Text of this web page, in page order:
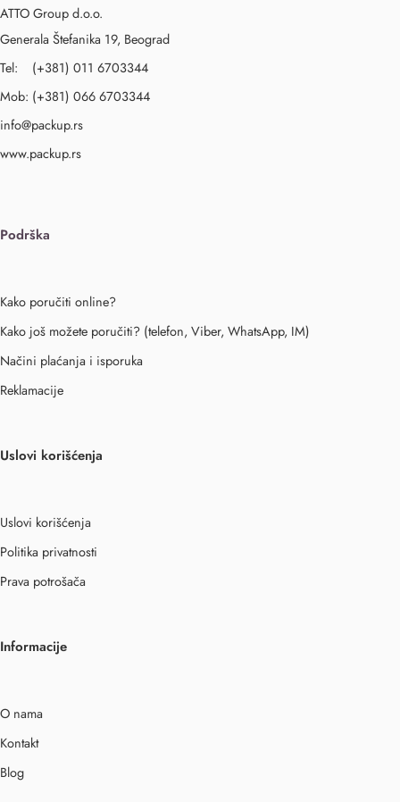
ATTO Group d.o.o.
Generala Štefanika 19, Beograd
Tel: (+381) 011 6703344
Mob: (+381) 066 6703344
info@packup.rs
www.packup.rs
Podrška
Kako poručiti online?
Kako još možete poručiti? (telefon, Viber, WhatsApp, IM)
Načini plaćanja i isporuka
Reklamacije
Uslovi korišćenja
Uslovi korišćenja
Politika privatnosti
Prava potrošača
Informacije
O nama
Kontakt
Blog